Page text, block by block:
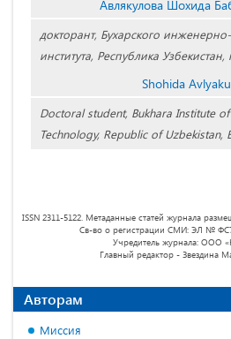
Авлякулова Шохида
докторант, Бухарского
института, Республика Узбекистан,
Shohida
Doctoral student, Bukhara Institute
Technology, Republic of Uzbekistan,
ISSN 2311-5122. Метаданные статей журнала
Св-во о регистрации СМИ: ЭЛ №
Учредитель журнала: ООО
Главный редактор - Звездина
Авторам
Миссия